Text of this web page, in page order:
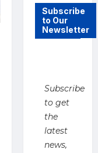
Subscribe
to Our
Newsletter
Subscribe
to get
the
latest
news,